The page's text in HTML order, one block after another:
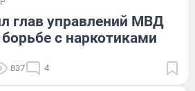
глав управлений МВД
с наркотиками
837 4